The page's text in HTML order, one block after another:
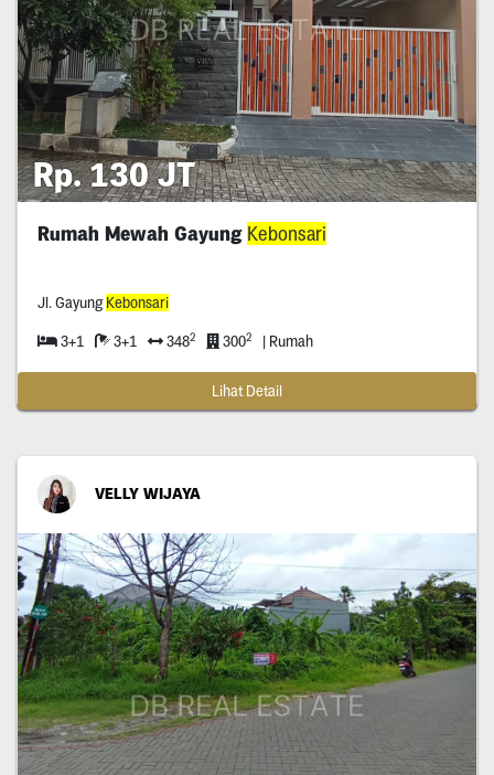
Rp. 130 JT
Rumah Mewah Gayung Kebonsari
Jl. GayungKebonsari
3+1 3+1 3482 3002 | Rumah
Lihat Detail
VELLY WIJAYA